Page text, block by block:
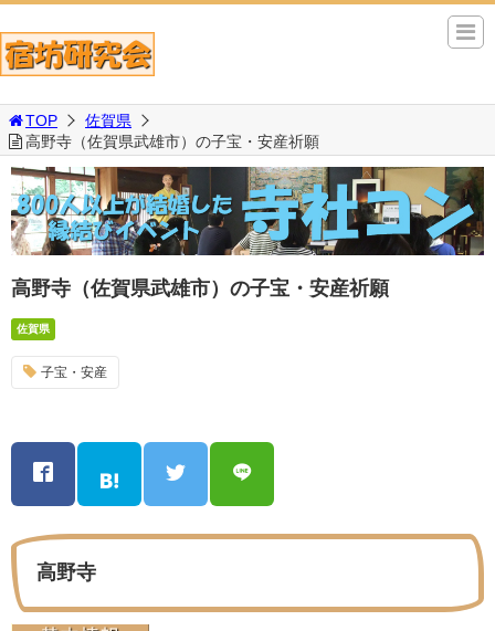
TOP
佐賀県
高野寺（佐賀県武雄市）の子宝・安産祈願
高野寺（佐賀県武雄市）の子宝・安産祈願
佐賀県
子宝・安産
高野寺